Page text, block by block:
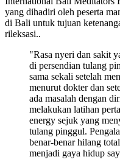
yang dihadiri oleh peserta
di Bali untuk tujuan
rileksasi..
"Rasa nyeri dan sakit
di persendian tulang
sama sekali setelah
menurut dokter dan
ada masalah dengan
melakukan latihan
energy sejuk yang
tulang pinggul.
benar-benar hilang
menjadi gaya hidup